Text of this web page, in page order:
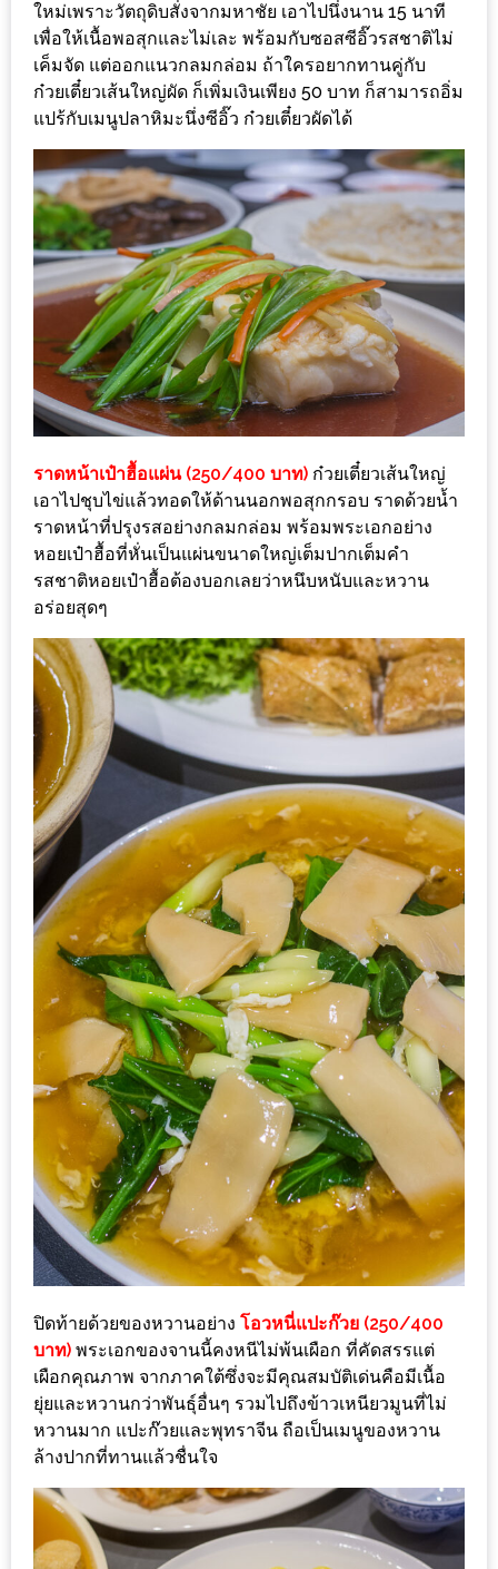
หิว
ข้าว
อะไร
เอ่ย
อร่อย
ที่สุด?
งาน
แฟร์
เรื่อง
บ้าน
ที่
ทุก
คน
ต้อง
มา
พบ
สินค้า
เรื่อง
บ้าน
คุ้ม
ครบ
จบ
ที่
HOMEPRO
FAIR
2017
เชียงใหม่
จัด
เต็ม
กับ
แผนที่
ร้าน
หมู
กระทะ
ทั่ว
เชียงใหม่
งบ
ไม่
ปลาย
ชิ
ลล์
ไม่
เกิน
200
บาท
ใหม่เพราะวัตถุดิบสั่งจากมหาชัย เอาไปนึ่งนาน 15 นาที
เพื่อให้เนื้อพอสุกและไม่เละ พร้อมกับซอสซีอิ๊วรสชาติไม่
เค็มจัด แต่ออกแนวกลมกล่อม ถ้าใครอยากทานคู่กับ
ก๋วยเตี๋ยวเส้นใหญ่ผัด ก็เพิ่มเงินเพียง 50 บาท ก็สามารถอิ่ม
แปร้กับเมนูปลาหิมะนึ่งซีอิ๊ว ก๋วยเตี๋ยวผัดได้
ราดหน้าเป๋าฮื้อแผ่น (250/400 บาท) ก๋วยเตี๋ยวเส้นใหญ่
เอาไปชุบไข่แล้วทอดให้ด้านนอกพอสุกกรอบ ราดด้วยน้ำ
ราดหน้าที่ปรุงรสอย่างกลมกล่อม พร้อมพระเอกอย่าง
หอยเป๋าฮื้อที่หั่นเป็นแผ่นขนาดใหญ่เต็มปากเต็มคำ
รสชาติหอยเป๋าฮื้อต้องบอกเลยว่าหนึบหนับและหวาน
อร่อยสุดๆ
ปิดท้ายด้วยของหวานอย่าง โอวหนี่แปะก๊วย (250/400
บาท) พระเอกของจานนี้คงหนีไม่พ้นเผือก ที่คัดสรรแต่
เผือกคุณภาพ จากภาคใต้ซึ่งจะมีคุณสมบัติเด่นคือมีเนื้อ
ยุ่ยและหวานกว่าพันธุ์อื่นๆ รวมไปถึงข้าวเหนียวมูนที่ไม่
หวานมาก แปะก๊วยและพุทราจีน ถือเป็นเมนูของหวาน
ล้างปากที่ทานแล้วชื่นใจ